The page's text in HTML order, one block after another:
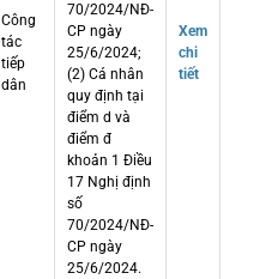
Công
tác
tiếp
dân
70/2024/NĐ-
CP ngày
25/6/2024;
(2) Cá nhân
quy định tại
điểm d và
điểm đ
khoản 1 Điều
17 Nghị định
số
70/2024/NĐ-
CP ngày
25/6/2024.
Xem
chi
tiết